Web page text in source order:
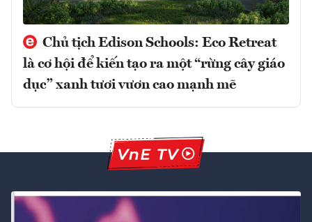
Chủ tịch Edison Schools: Eco Retreat
là cơ hội để kiến tạo ra một “rừng cây giáo
dục” xanh tươi vươn cao mạnh mẽ